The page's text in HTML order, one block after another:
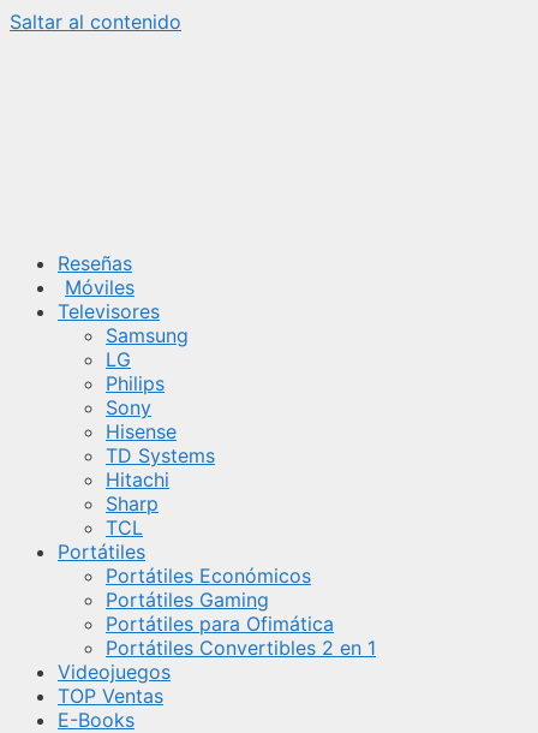
Saltar al contenido
Reseñas
Móviles
Televisores
Samsung
LG
Philips
Sony
Hisense
TD Systems
Hitachi
Sharp
TCL
Portátiles
Portátiles Económicos
Portátiles Gaming
Portátiles para Ofimática
Portátiles Convertibles 2 en 1
Videojuegos
TOP Ventas
E-Books